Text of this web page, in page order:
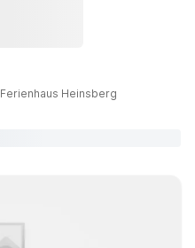
Ferienhaus Heinsberg